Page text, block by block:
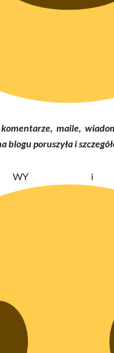
maile,
poruszyła i
i